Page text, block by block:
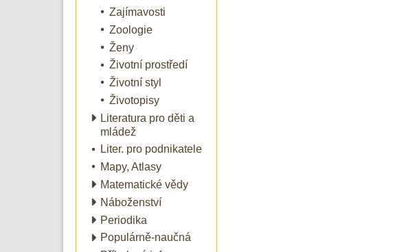
Zajímavosti
Zoologie
Ženy
Životní prostředí
Životní styl
Životopisy
Literatura pro děti a
mládež
Liter. pro podnikatele
Mapy, Atlasy
Matematické vědy
Náboženství
Periodika
Populárně-naučná